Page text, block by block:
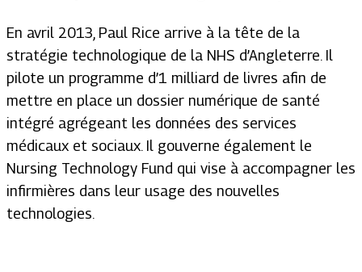
En avril 2013, Paul Rice arrive à la tête de la
stratégie technologique de la NHS d’Angleterre. Il
pilote un programme d’1 milliard de livres afin de
mettre en place un dossier numérique de santé
intégré agrégeant les données des services
médicaux et sociaux. Il gouverne également le
Nursing Technology Fund qui vise à accompagner les
infirmières dans leur usage des nouvelles
technologies.